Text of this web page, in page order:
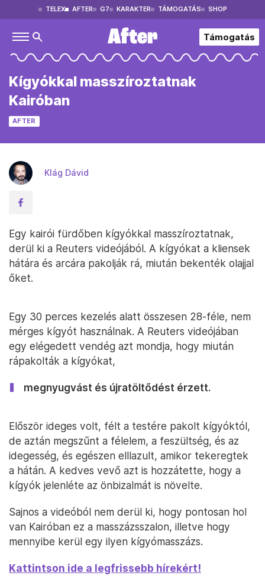
TELEX AFTER G7 KARAKTER TÁMOGATÁS SHOP
Támogatás
Kígyókkal masszíroztatnak
Kairóban
AFTER
Klág Dávid
Egy kairói fürdőben kígyókkal masszíroztatnak,
derül ki a Reuters videójából. A kígyókat a kliensek
hátára és arcára pakolják rá, miután bekenték olajjal
őket.
Egy 30 perces kezelés alatt összesen 28-féle, nem
mérges kígyót használnak. A Reuters videójában
egy elégedett vendég azt mondja, hogy miután
rápakolták a kígyókat,
megnyugvást és újratöltődést érzett.
Először ideges volt, félt a testére pakolt kígyóktól,
de aztán megszűnt a félelem, a feszültség, és az
idegesség, és egészen elllazult, amikor tekeregtek
a hátán. A kedves vevő azt is hozzátette, hogy a
kígyók jelenléte az önbizalmát is növelte.
Sajnos a videóból nem derül ki, hogy pontosan hol
van Kairóban ez a masszázsszalon, illetve hogy
mennyibe kerül egy ilyen kígyómasszázs.
Kattintson ide a legfrissebb hírekért!